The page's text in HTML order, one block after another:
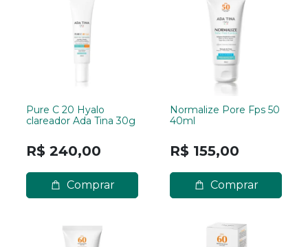
Pure C 20 Hyalo
clareador Ada Tina 30g
R$ 240,00
Comprar
Normalize Pore Fps 50
40ml
R$ 155,00
Comprar